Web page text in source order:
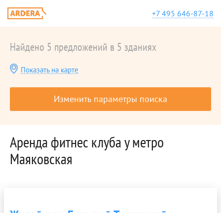
+7 495 646-87-18
Найдено 5 предложений в 5 зданиях
Показать на карте
Изменить параметры поиска
Аренда фитнес клуба у метро
Маяковская